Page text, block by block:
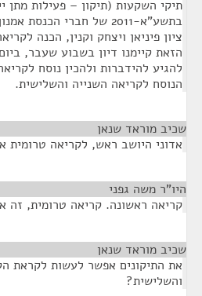
תיקי השקעות (תיקון – פעילות מתן
בתשע"א-2011 של חברי
ציון פיניאן ויצחק וקנין, הכנה
הזאת קיימנו דיון בשבוע שעבר,
להגיע להידברות ולהכין נוסח
הנוסח לקריאה השנייה והשלישית.
שכיב מוראד שנאן
אדוני היושב ראש, לקריאה טרומית
היו"ר משה גפני
קריאה ראשונה. קריאה טרומית, זה
שכיב מוראד שנאן
את התיקונים אפשר לעשות לקראת
והשלישית?